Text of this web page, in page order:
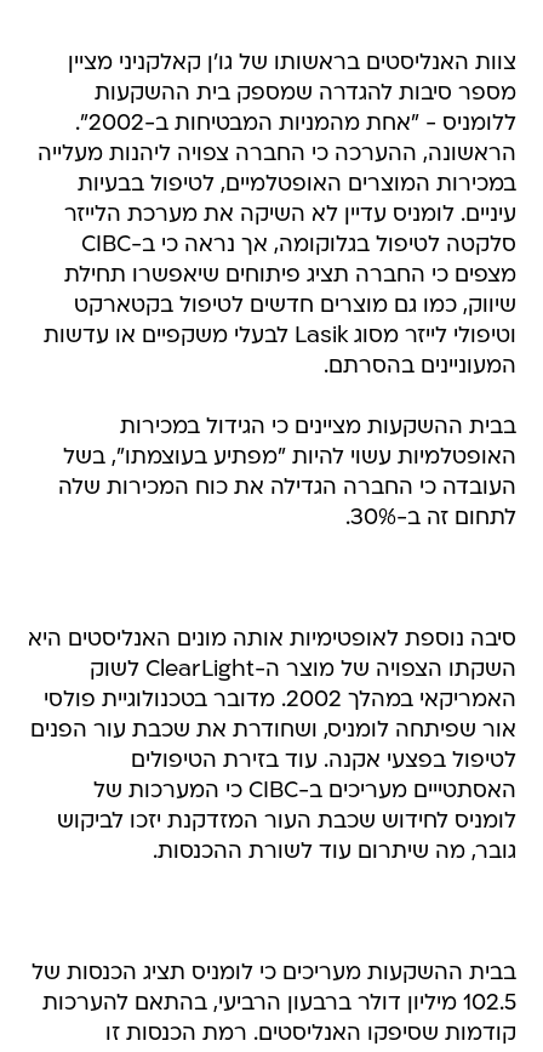
צוות האנליסטים בראשותו של גו'ן קאלקניני מציין
מספר סיבות להגדרה שמספק בית ההשקעות
ללומניס - "אחת מהמניות המבטיחות ב-2002".
הראשונה, ההערכה כי החברה צפויה ליהנות מעלייה
במכירות המוצרים האופטלמיים, לטיפול בבעיות
עיניים. לומניס עדיין לא השיקה את מערכת הלייזר
סלקטה לטיפול בגלוקומה, אך נראה כי ב-CIBC
מצפים כי החברה תציג פיתוחים שיאפשרו תחילת
שיווק, כמו גם מוצרים חדשים לטיפול בקטארקט
וטיפולי לייזר מסוג Lasik לבעלי משקפיים או עדשות
המעוניינים בהסרתם.
בבית ההשקעות מציינים כי הגידול במכירות
האופטלמיות עשוי להיות "מפתיע בעוצמתו", בשל
העובדה כי החברה הגדילה את כוח המכירות שלה
לתחום זה ב-30%.
סיבה נוספת לאופטימיות אותה מונים האנליסטים היא
השקתו הצפויה של מוצר ה-ClearLight לשוק
האמריקאי במהלך 2002. מדובר בטכנולוגיית פולסי
אור שפיתחה לומניס, ושחודרת את שכבת עור הפנים
לטיפול בפצעי אקנה. עוד בזירת הטיפולים
האסתטייים מעריכים ב-CIBC כי המערכות של
לומניס לחידוש שכבת העור המזדקנת יזכו לביקוש
גובר, מה שיתרום עוד לשורת ההכנסות.
בבית ההשקעות מעריכים כי לומניס תציג הכנסות של
102.5 מיליון דולר ברבעון הרביעי, בהתאם להערכות
קודמות שסיפקו האנליסטים. רמת הכנסות זו